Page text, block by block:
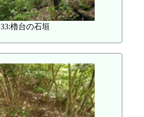
33:櫓台の石垣